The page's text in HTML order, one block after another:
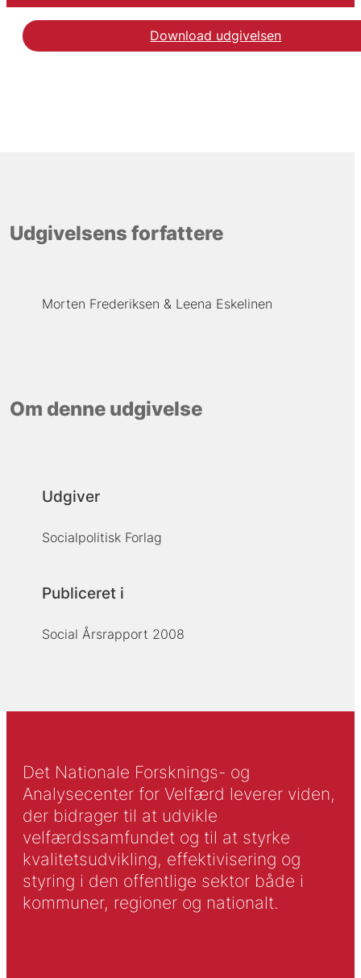
Download udgivelsen
Udgivelsens forfattere
Morten Frederiksen Leena Eskelinen
Om denne udgivelse
Udgiver
Socialpolitisk Forlag
Publiceret i
Social Årsrapport 2008
Det Nationale Forsknings- og
Analysecenter for Velfærd leverer viden,
der bidrager til at udvikle
velfærdssamfundet og til at styrke
kvalitetsudvikling, effektivisering og
styring i den offentlige sektor både i
kommuner, regioner og nationalt.